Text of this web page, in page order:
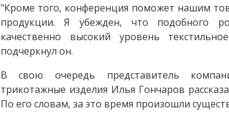
"Кроме того, конференция поможет нашим
продукции. Я убежден, что подобного
качественно высокий уровень
подчеркнул он.
В свою очередь представитель
трикотажные изделия Илья Гончаров
По его словам, за это время произошли